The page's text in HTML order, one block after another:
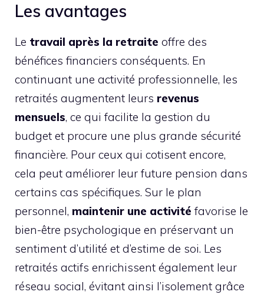
Les avantages
Le travail après la retraite offre des
bénéfices financiers conséquents. En
continuant une activité professionnelle, les
retraités augmentent leurs revenus
mensuels, ce qui facilite la gestion du
budget et procure une plus grande sécurité
financière. Pour ceux qui cotisent encore,
cela peut améliorer leur future pension dans
certains cas spécifiques. Sur le plan
personnel, maintenir une activité favorise le
bien-être psychologique en préservant un
sentiment d’utilité et d’estime de soi. Les
retraités actifs enrichissent également leur
réseau social, évitant ainsi l’isolement grâce